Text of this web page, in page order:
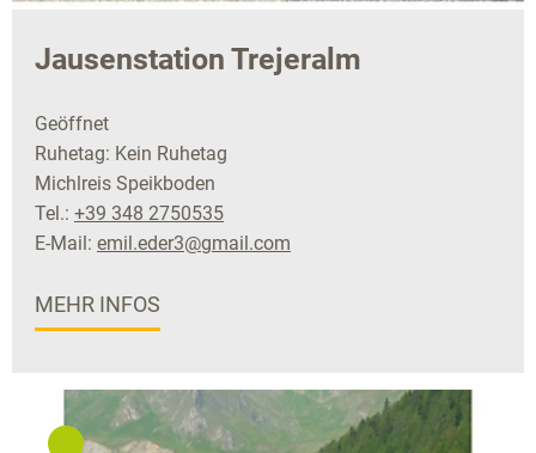
Jausenstation Trejeralm
Geöffnet
Ruhetag: Kein Ruhetag
Michlreis Speikboden
Tel.: +39 348 2750535
E-Mail: emil.eder3@gmail.com
MEHR INFOS